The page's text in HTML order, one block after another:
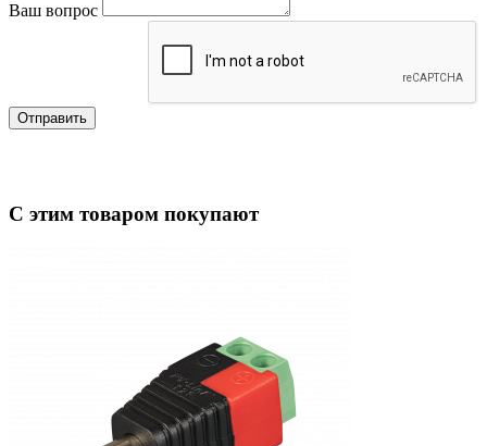
Ваш вопрос
Отправить
С этим товаром покупают